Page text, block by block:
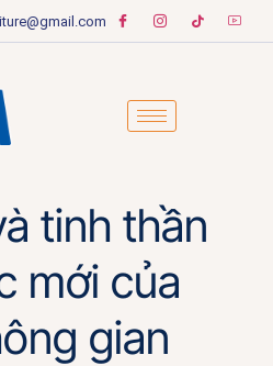
tinh thần
mới của
gian